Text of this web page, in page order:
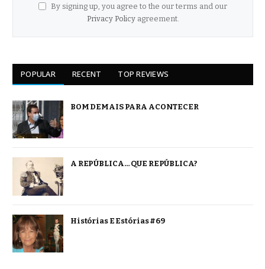
By signing up, you agree to the our terms and our
Privacy Policyagreement.
POPULAR RECENT TOP REVIEWS
BOM DEMAIS PARA ACONTECER
A REPÚBLICA… QUE REPÚBLICA?
Histórias E Estórias #69